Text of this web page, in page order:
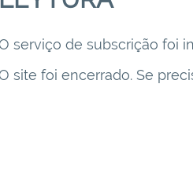
serviço de subscrição foi
site foi encerrado. Se